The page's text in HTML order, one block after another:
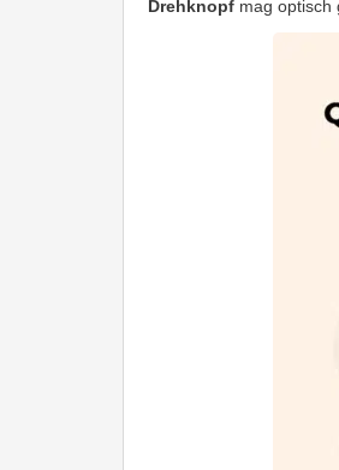
Drehknopf mag optisch